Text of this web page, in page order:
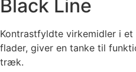
Black Line
Kontrastfyldte virkemidler i
flader, giver en tanke til
træk.